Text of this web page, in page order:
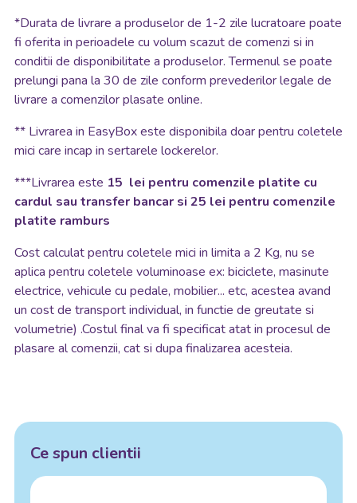
*Durata de livrare a produselor de 1-2 zile lucratoare poate
fi oferita in perioadele cu volum scazut de comenzi si in
conditii de disponibilitate a produselor. Termenul se poate
prelungi pana la 30 de zile conform prevederilor legale de
livrare a comenzilor plasate online.
** Livrarea in EasyBox este disponibila doar pentru coletele
mici care incap in sertarele lockerelor.
***Livrarea este 15 lei pentru comenzile platite cu
cardul sau transfer bancar si 25 lei pentru comenzile
platite ramburs
Cost calculat pentru coletele mici in limita a 2 Kg, nu se
aplica pentru coletele voluminoase ex: biciclete, masinute
electrice, vehicule cu pedale, mobilier... etc, acestea avand
un cost de transport individual, in functie de greutate si
volumetrie) .Costul final va fi specificat atat in procesul de
plasare al comenzii, cat si dupa finalizarea acesteia.
Ce spun clientii